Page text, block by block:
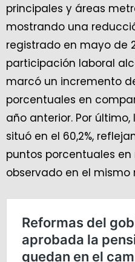
principales y áreas
mostrando una
registrado en mayo de
participación laboral
marcó un incremento
porcentuales en
año anterior. Por
situó en el 60,2%,
puntos porcentuales en
observado en el mismo